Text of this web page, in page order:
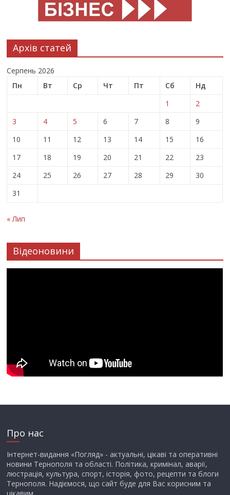
Архів статей
Серпень 2026
Пн
Вт Ср Чт Пт Сб
Нд
1
2
3
4 5 6 7 8
9
10
11 12 13 14 15
16
17
18 19 20 21 22
23
24
25 26 27 28 29
30
31
« Лип
Відеоновини
Про нас
Інтернет-видання «Погляд» - актуальні, цікаві та оперативні
новини Тернополя та області. Політика, кримінал, аварії,
люстрація, культура, спорт, історія, фото, рецепти та блоги
Тернополя. Надіємося, що сайт буде для Вас корисним та